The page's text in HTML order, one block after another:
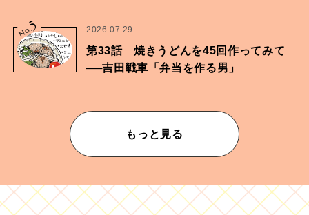
No.
5 2026.07.29
第33話 焼きうどんを45回作ってみて
──吉田戦車「弁当を作る男」
もっと見る